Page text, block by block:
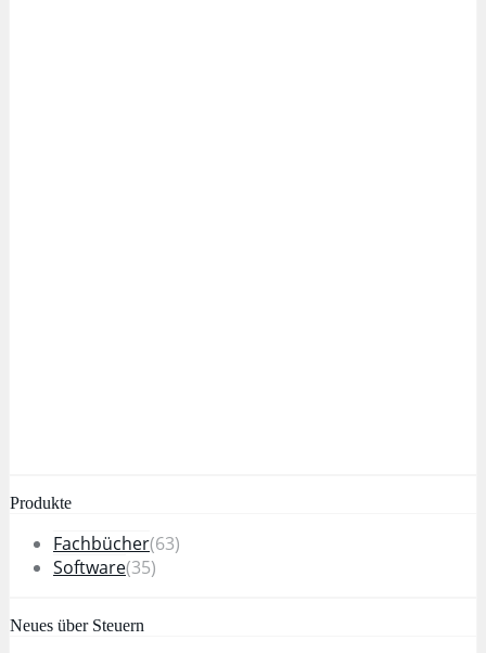
Produkte
Fachbücher(63)
Software(35)
Neues über Steuern